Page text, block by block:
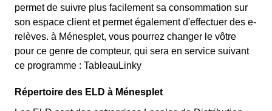
permet de suivre plus facilement sa consommation sur
son espace client et permet également d'effectuer des e-
relèves. à Ménesplet, vous pourrez changer le vôtre
pour ce genre de compteur, qui sera en service suivant
ce programme : TableauLinky
Répertoire des ELD à Ménesplet